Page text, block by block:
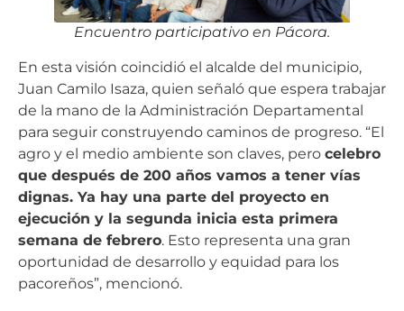
Encuentro participativo en Pácora.
En esta visión coincidió el alcalde del municipio,
Juan Camilo Isaza, quien señaló que espera trabajar
de la mano de la Administración Departamental
para seguir construyendo caminos de progreso. “El
agro y el medio ambiente son claves, pero celebro
que después de 200 años vamos a tener vías
dignas. Ya hay una parte del proyecto en
ejecución y la segunda inicia esta primera
semana de febrero. Esto representa una gran
oportunidad de desarrollo y equidad para los
pacoreños”, mencionó.